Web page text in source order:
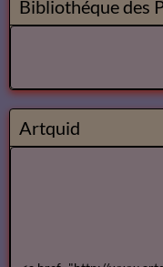
Bibliothéque des
Artquid